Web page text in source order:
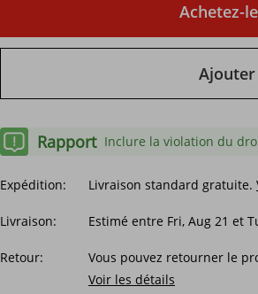
Achetez-
Rapport Inclure la violation du
Expédition: Livraison standard gratuite.
Livraison: Estimé entre Fri, Aug 21 et
Retour:
Vous pouvez retourner le
Voir les détails